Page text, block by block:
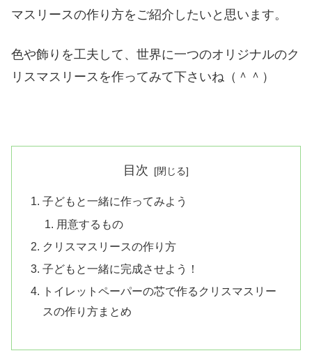
マスリースの作り方をご紹介したいと思います。
色や飾りを工夫して、世界に一つのオリジナルのク
リスマスリースを作ってみて下さいね（＾＾）
目次
子どもと一緒に作ってみよう
用意するもの
クリスマスリースの作り方
子どもと一緒に完成させよう！
トイレットペーパーの芯で作るクリスマスリー
スの作り方まとめ